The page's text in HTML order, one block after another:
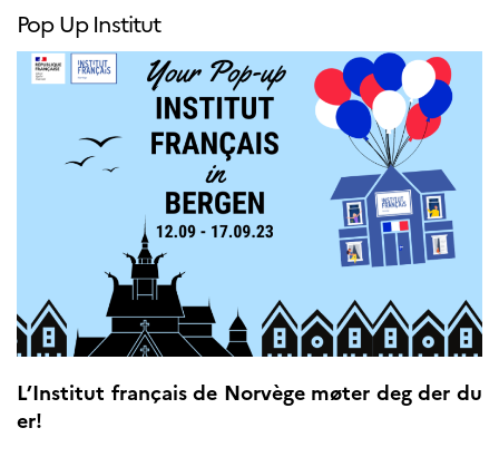
Lære fransk i
Frankrike
Fremming av fransk
språk
Frankofoni
Skolebesøk
Språksertifisering
(DELF/DALF/TCF)
Skole- og
utdanningssamarbeid
Videregående i Frankrike
Språkassistenter
Kurs for fransklærere
Pop Up Institut
L’Institut français de Norvège møter deg der du
er!